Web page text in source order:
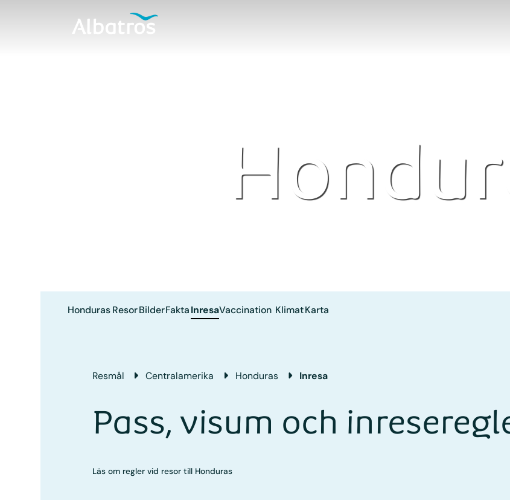
Honduras ResorBilderFaktaInresaVaccination KlimatKarta
Resmål Central­amerika Honduras Inresa
Pass, visum och
Läs om regler vid resor till Honduras